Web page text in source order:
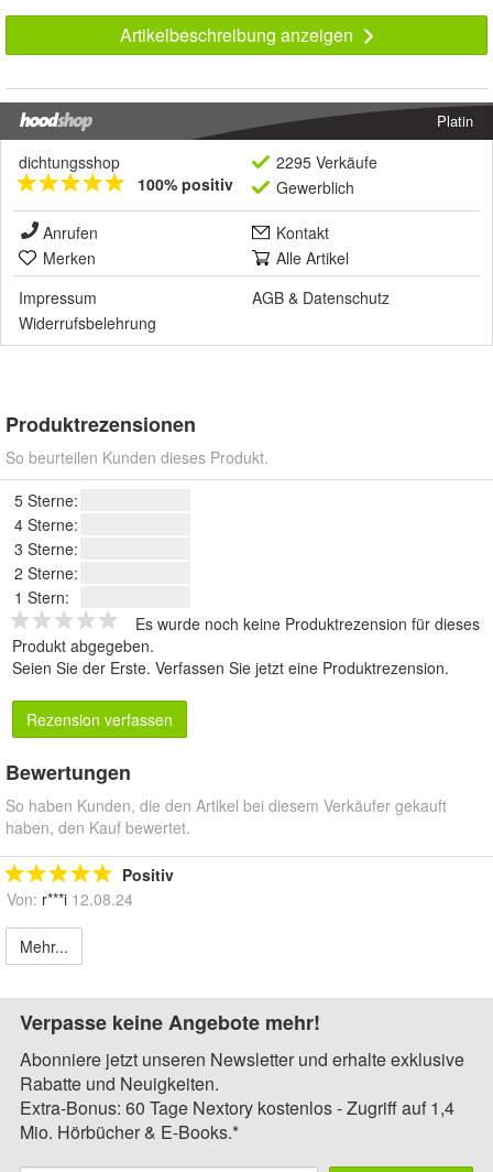
Artikelbeschreibung anzeigen
Platin
dichtungsshop
100% positiv
2295 Verkäufe
Gewerblich
Anrufen
Kontakt
Merken
Alle Artikel
Impressum
AGB & Datenschutz
Widerrufsbelehrung
Produktrezensionen
So beurteilen Kunden dieses Produkt.
5 Sterne:
4 Sterne:
3 Sterne:
2 Sterne:
1 Stern:
Es wurde noch keine Produktrezension für dieses
Produkt abgegeben.
Seien Sie der Erste. Verfassen Sie jetzt eine Produktrezension.
Rezension verfassen
Bewertungen
So haben Kunden, die den Artikel bei diesem Verkäufer gekauft
haben, den Kauf bewertet.
Positiv
Von: r***i 12.08.24
Mehr...
Verpasse keine Angebote mehr!
Abonniere jetzt unseren Newsletter und erhalte exklusive
Rabatte und Neuigkeiten.
Extra-Bonus: 60 Tage Nextory kostenlos - Zugriff auf 1,4
Mio. Hörbücher & E-Books.*